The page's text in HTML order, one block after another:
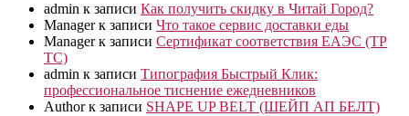
admin к записи Как получить скидку в Читай Город?
Managerк записи Что такое сервис доставки еды
Managerк записи Сертификат соответствия ЕАЭС (ТР
ТС)
admin к записи Типография Быстрый Клик:
профессиональное тиснение ежедневников
Authorк записи SHAPE UP BELT (ШЕЙП АП БЕЛТ)